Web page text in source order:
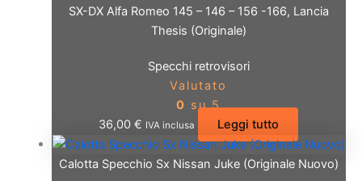
SX-DX Alfa Romeo 145 – 146 – 156 -166, Lancia
Thesis (Originale)
Specchi retrovisori
Valutato
0 su 5
36,00€ IVA inclusa Leggi tutto
Calotta Specchio Sx Nissan Juke (Originale Nuovo)